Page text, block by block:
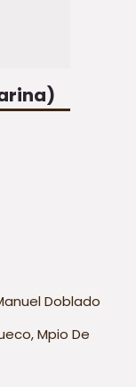
Doblado
Mpio De